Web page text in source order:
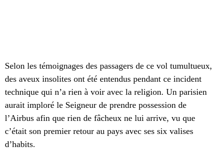
Selon les témoignages des passagers de ce vol tumultueux,
des aveux insolites ont été entendus pendant ce incident
technique qui n’a rien à voir avec la religion. Un parisien
aurait imploré le Seigneur de prendre possession de
l’Airbus afin que rien de fâcheux ne lui arrive, vu que
c’était son premier retour au pays avec ses six valises
d’habits.